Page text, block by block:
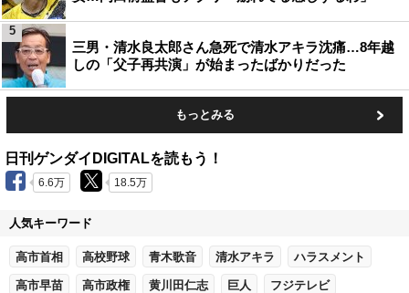
三男・清水良太郎さん急死で清水アキラ沈痛…8年越
しの「父子再共演」が始まったばかりだった
5
もっとみる
日刊ゲンダイDIGITALを読もう！
6.6万 18.5万
人気キーワード
高市首相 高校野球 青木歌音 清水アキラ ハラスメント
高市早苗 高市政権 黄川田仁志 巨人 フジテレビ